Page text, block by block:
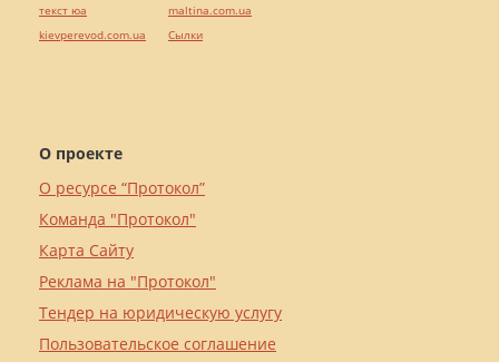
О проекте
О ресурсе “Протокол”
Команда "Протокол"
Карта Сайту
Реклама на "Протокол"
Тендер на юридическую услугу
Пользовательское соглашение
текст юа
kievperevod.com.ua
maltina.com.ua
Cылки